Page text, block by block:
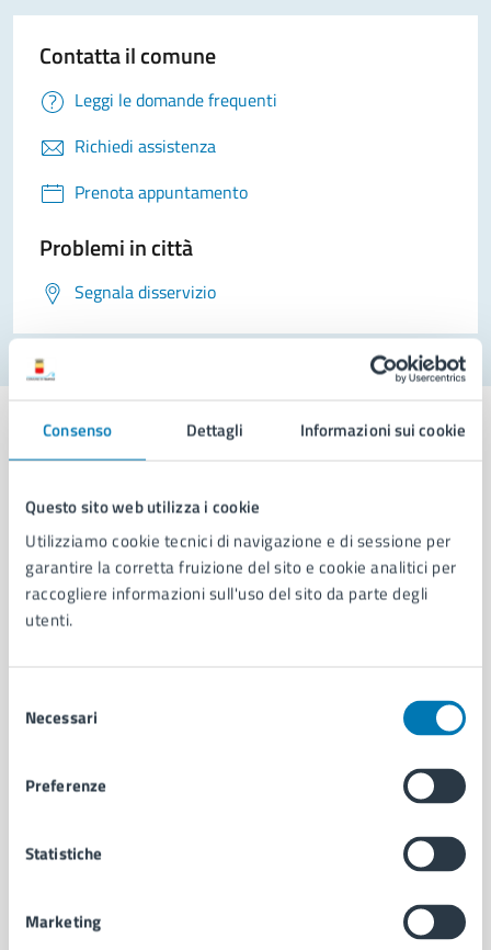
Consenso Dettagli Informazioni sui cookie
Questo sito web utilizza i cookie
Utilizziamo cookie tecnici di navigazione e di sessione per
garantire la corretta fruizione del sito e cookie analitici per
raccogliere informazioni sull'uso del sito da parte degli
utenti.
delNecessari
Preferenze
Statistiche
Marketing
Contatta il comune
Leggi le domande frequenti
Richiedi assistenza
Prenota appuntamento
Problemi in città
Segnala disservizio
Comune di Napoli
AMMINISTRAZIONE
Aree amministrative
Organi di governo
Enti e fondazioni
Documenti e dati
Ambiente